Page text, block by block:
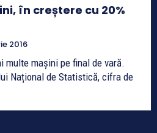
în creștere cu 20%
2016
multe mașini pe final de vară.
Național de Statistică, cifra de